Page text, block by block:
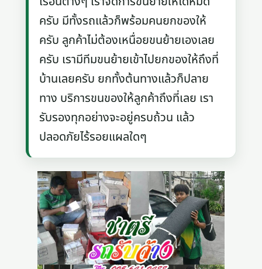
ครับ มีทั้งรถแล้วก็พร้อมคนยกของให้
ครับ ลูกค้าไม่ต้องเหนื่อยขนย้ายเองเลย
ครับ เรามีทีมขนย้ายเข้าไปยกของให้ถึงที่
บ้านเลยครับ ยกทั้งต้นทางแล้วก็ปลาย
ทาง บริการขนของให้ลูกค้าถึงที่เลย เรา
รับรองทุกอย่างจะอยู่ครบถ้วน แล้ว
ปลอดภัยไร้รอยแผลใดๆ